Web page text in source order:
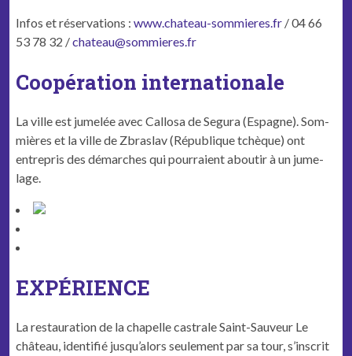
Infos et réser­va­tions :www.chateau-sommieres.fr / 04 66
53 78 32 /chateau@sommieres.fr
Coopération internationale
La ville est jumelée avec Cal­losa de Segu­ra (Espagne).Som­
mières et la ville de Zbraslav (République tchèque) ont
entre­pris des démarch­es qui pour­raient aboutir à un jume­
lage.
EXPÉRIENCE
La restau­ra­tion de la chapelle cas­trale Saint-Sauveur Le
château, iden­ti­fié jusqu’alors seule­ment par sa tour, s’inscrit